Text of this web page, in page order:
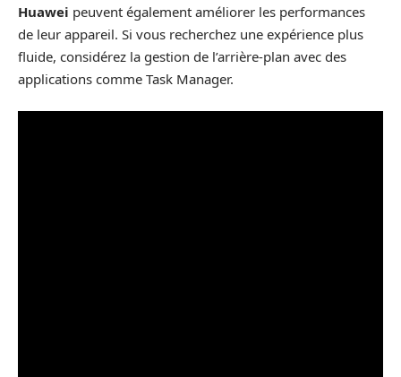
Huawei peuvent également améliorer les performances
de leur appareil. Si vous recherchez une expérience plus
fluide, considérez la gestion de l’arrière-plan avec des
applications comme Task Manager.